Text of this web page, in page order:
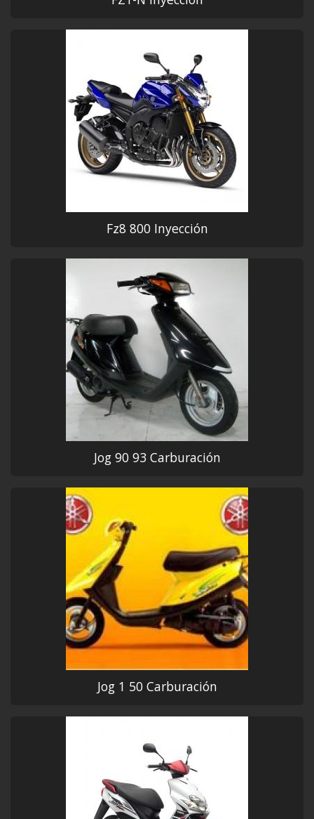
Fz8 800 Inyección
Jog 90 93 Carburación
Jog 1 50 Carburación